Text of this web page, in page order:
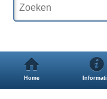
Red
(MCP).
stap-Home